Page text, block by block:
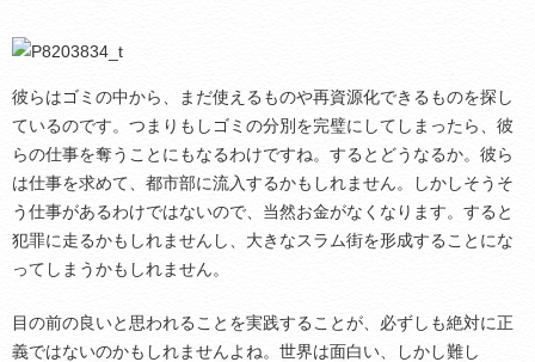
彼らはゴミの中から、まだ使えるものや再資源化できるものを探し
ているのです。つまりもしゴミの分別を完璧にしてしまったら、彼
らの仕事を奪うことにもなるわけですね。するとどうなるか。彼ら
は仕事を求めて、都市部に流入するかもしれません。しかしそうそ
う仕事があるわけではないので、当然お金がなくなります。すると
犯罪に走るかもしれませんし、大きなスラム街を形成することにな
ってしまうかもしれません。
目の前の良いと思われることを実践することが、必ずしも絶対に正
義ではないのかもしれませんよね。世界は面白い、しかし難し